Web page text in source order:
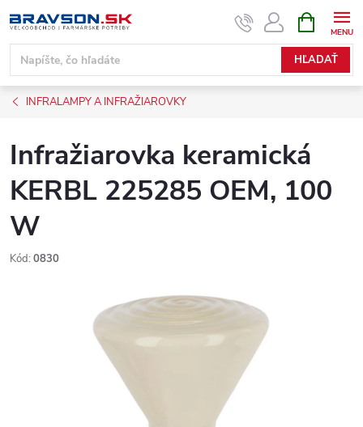
na
obsah
HĽADAŤ
KOŠÍK
INFRALAMPY A INFRAŽIAROVKY
Infražiarovka keramická
KERBL 225285 OEM, 100
W
Kód: 0830